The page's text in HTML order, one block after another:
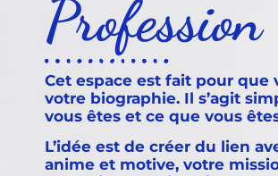
Profession
Cet espace est fait pour que
votre biographie. Il s’agit
vous êtes et ce que vous
L’idée est de créer du lien
anime et motive, votre